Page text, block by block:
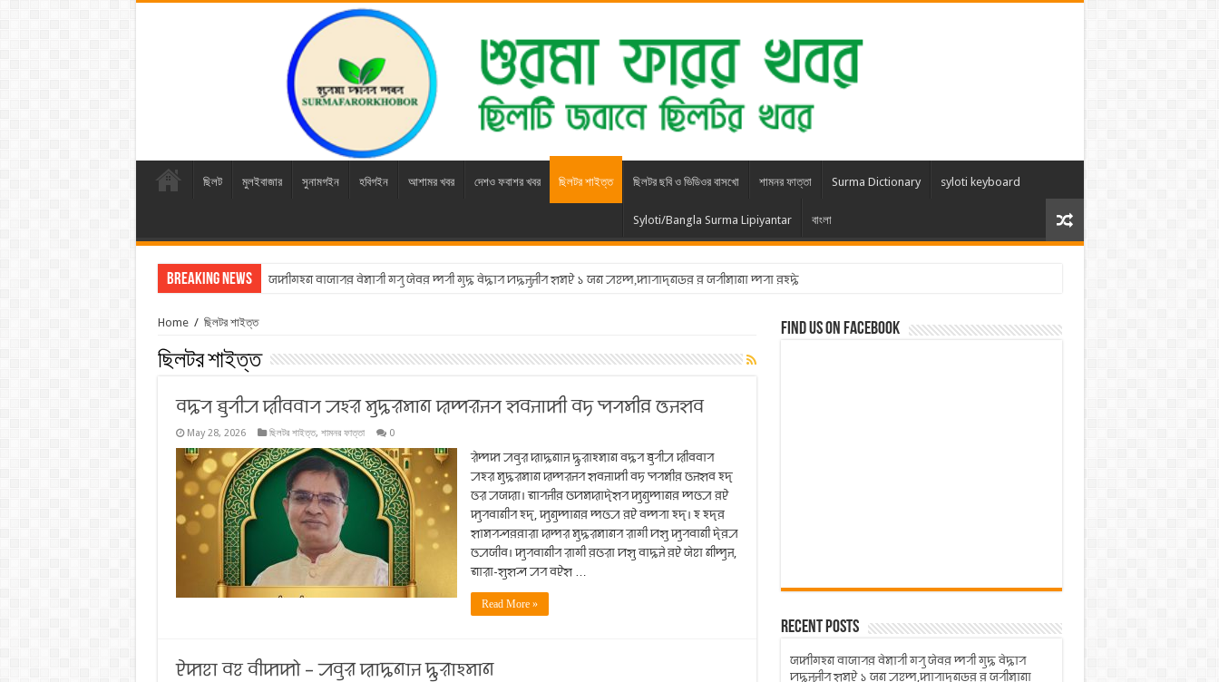
ছিলট মুলইবাজার সুনামগইন হবিগইন আশামর খবর দেশও ফবাশর খবর ছিলটর শাইত্ত ছিলটর ছবি ও ভিডিওর বাসখো শামনর ফাত্তা Surma Dictionary syloti keyboard
Syloti/Bangla Surma Lipiyantar বাংলা
Breaking News ꠎꠇꠤꠉꠁꠘ ꠛꠣꠎꠣꠞꠅ ꠛꠦꠝꠣꠞꠤ ꠉꠞꠥ ꠎꠦꠛꠅ ꠈꠞꠤ ꠉꠥꠍ ꠛꠦꠍꠣꠞ ꠙꠍꠔꠥꠔꠤꠞ ꠡꠝꠄ ১ ꠎꠘ ꠀꠐꠈ,ꠇꠣꠞꠣꠖꠘꠒꠅ ꠅ ꠎꠞꠤꠝꠣꠘꠣ ꠈꠞꠣ ꠅꠁꠍꠦ
Home / ছিলটর শাইত্ত
ছিলটর শাইত্ত
ꠛꠍꠞ ꠊꠥꠞꠤꠀ ꠢꠤꠛꠛꠣꠞ ꠀꠁꠟ ꠝꠥꠍꠟꠝꠣꠘ ꠢꠈꠟꠔꠞ ꠡꠛꠔꠣꠇꠤ ꠛꠠ ꠗꠞꠝꠤꠅ ꠃꠔꠡꠛ
May 28, 2026 ছিলটর শাইত্ত, শামনর ফাত্তা 0
ꠟꠦꠈꠇ ꠀꠛꠥꠟ ꠢꠣꠍꠘꠣꠔ ꠍꠥꠟꠣꠁꠝꠣꠘ ꠛꠍꠞ ꠊꠥꠞꠤꠀ ꠢꠤꠛꠛꠣꠞ
ꠀꠁꠟ ꠝꠥꠍꠟꠝꠣꠘ ꠢꠈꠟꠔꠞ ꠡꠛꠔꠣꠇꠤ ꠛꠠ ꠗꠞꠝꠤꠅ ꠃꠔꠡꠛ ꠁꠖ
ꠃꠟ ꠀꠎꠢꠣ। ꠜꠣꠞꠔꠤꠅ ꠃꠙꠝꠢꠣꠖꠦꠡꠞ ꠇꠥꠘꠥꠈꠣꠘꠅ ꠈꠃꠀ ꠅꠄ
ꠇꠥꠞꠛꠣꠘꠤꠞ ꠁꠖ, ꠇꠥꠘꠥꠈꠣꠘꠅ ꠈꠃꠀ ꠅꠄ ꠛꠈꠞꠣ ꠁꠖ। ꠁ ꠁꠖꠅ
ꠡꠣꠝꠞꠕꠅꠅꠣꠟꠣ ꠢꠈꠟ ꠝꠥꠍꠟꠝꠣꠘꠞ ꠟꠣꠉꠤ ꠙꠡꠥ ꠇꠥꠞꠛꠣꠘꠤ ꠖꠦꠅꠀ
ꠃꠀꠎꠤꠛ। ꠇꠥꠞꠛꠣꠘꠤꠞ ꠟꠣꠉꠤ ꠅꠃꠟꠣ ꠙꠡꠥ ꠛꠣꠍꠔꠦ ꠅꠄ ꠎꠦꠐꠣ ꠘꠤꠈꠥꠔ,
ꠜꠣꠟꠣ-ꠡꠥꠡꠕ ꠀꠞ ꠛꠄꠡ …
Read More »
ꠄꠇꠐꠣ ꠛꠐ ꠛꠤꠇꠇꠧ – ꠀꠛꠥꠟ ꠢꠣꠍꠘꠣꠔ ꠍꠥꠟꠣꠁꠝꠣꠘ
Find us on Facebook
Recent Posts
ꠎꠇꠤꠉꠁꠘ ꠛꠣꠎꠣꠞꠅ ꠛꠦꠝꠣꠞꠤ ꠉꠞꠥ ꠎꠦꠛꠅ ꠈꠞꠤ ꠉꠥꠍ ꠛꠦꠍꠣꠞ
ꠙꠍꠔꠥꠔꠤꠞ ꠡꠝꠄ ১ ꠎꠘ ꠀꠐꠈ,ꠇꠣꠞꠣꠖꠘꠒꠅ ꠅ ꠎꠞꠤꠝꠣꠘꠣ